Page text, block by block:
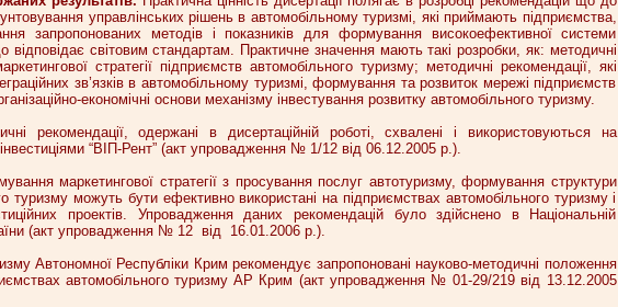
управлінських рішень в автомобільному туризмі, які приймають підприємства,
запропонованих методів і показників для формування високоефективної системи
відповідає світовим стандартам. Практичне значення мають такі розробки, як: методичні
стратегії підприємств автомобільного туризму; методичні рекомендації, які
зв’язків в автомобільному туризмі, формування та розвиток мережі підприємств
економічні основи механізму інвестування розвитку автомобільного туризму.
рекомендації, одержані в дисертаційній роботі, схвалені і використовуються на
“ВІП-Рент” (акт упровадження № 1/12 від 06.12.2005 р.).
маркетингової стратегії з просування послуг автотуризму, формування структури
туризму можуть бути ефективно використані на підприємствах автомобільного туризму і
проектів. Упровадження даних рекомендацій було здійснено в Національній
(акт упровадження № 12 від 16.01.2006 р.).
Автономної Республіки Крим рекомендує запропоновані науково-методичні положення
автомобільного туризму АР Крим (акт упровадження № 01-29/219 від 13.12.2005